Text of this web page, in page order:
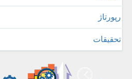
رپورتاژ
تحقیقات